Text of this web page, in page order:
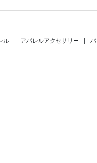
ル | アパレルアクセサリー |